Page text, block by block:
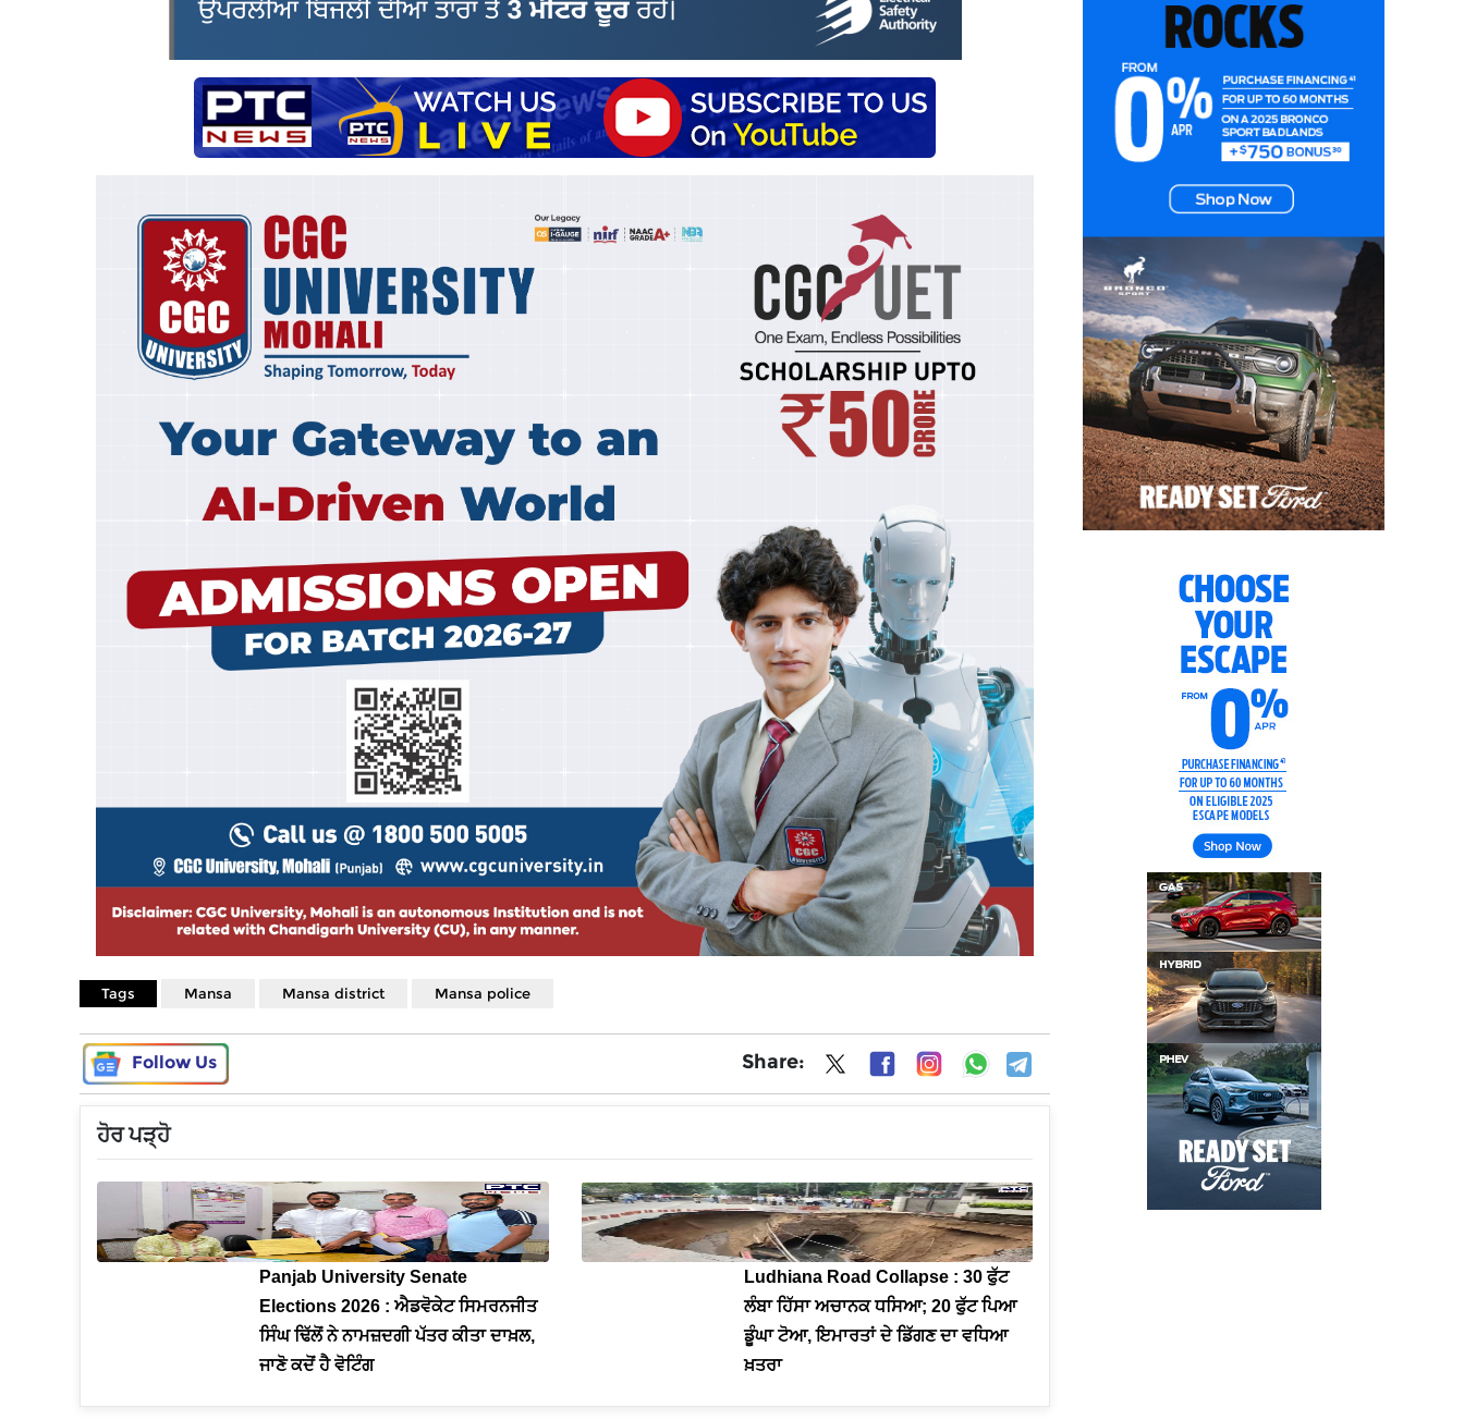
Tags Mansa Mansa district Mansa police
Follow Us Share:
ਹੋਰ ਪੜ੍ਹੋ
Panjab University Senate
Elections 2026 : ਐਡਵੋਕੇਟ ਸਿਮਰਨਜੀਤ
ਸਿੰਘ ਢਿੱਲੋਂ ਨੇ ਨਾਮਜ਼ਦਗੀ ਪੱਤਰ ਕੀਤਾ ਦਾਖ਼ਲ,
ਜਾਣੋ ਕਦੋਂ ਹੈ ਵੋਟਿੰਗ
Ludhiana Road Collapse : 30 ਫੁੱਟ
ਲੰਬਾ ਹਿੱਸਾ ਅਚਾਨਕ ਧਸਿਆ; 20 ਫੁੱਟ ਪਿਆ
ਡੂੰਘਾ ਟੋਆ, ਇਮਾਰਤਾਂ ਦੇ ਡਿੱਗਣ ਦਾ ਵਧਿਆ
ਖ਼ਤਰਾ